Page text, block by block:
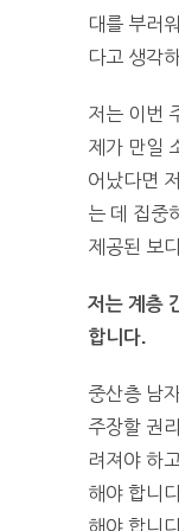
대를 부러
다고 생각
저는 이번
제가 만일
어났다면
는 데 집중
제공된 보
저는 계층
합니다.
중산층 남
주장할 권
려져야 하
해야 합니
해야 합니